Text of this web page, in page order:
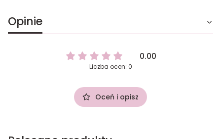
Opinie
0.00
Liczba ocen: 0
Oceń i opisz